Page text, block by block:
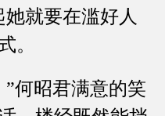
就要在滥好人
。
昭君满意的笑